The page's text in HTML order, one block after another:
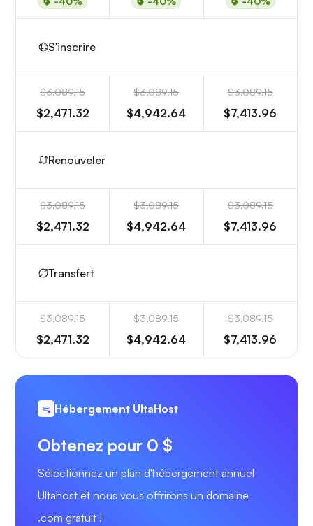
S'inscrire
$3,089.15
$2,471.32
$3,089.15
$4,942.64
$3,089.15
$7,413.96
Renouveler
$3,089.15
$2,471.32
$3,089.15
$4,942.64
$3,089.15
$7,413.96
Transfert
$3,089.15
$2,471.32
$3,089.15
$4,942.64
$3,089.15
$7,413.96
Hébergement UltaHost
Obtenez pour 0 $
Sélectionnez un plan d'hébergement annuel
Ultahost et nous vous offrirons un domaine
.com gratuit !